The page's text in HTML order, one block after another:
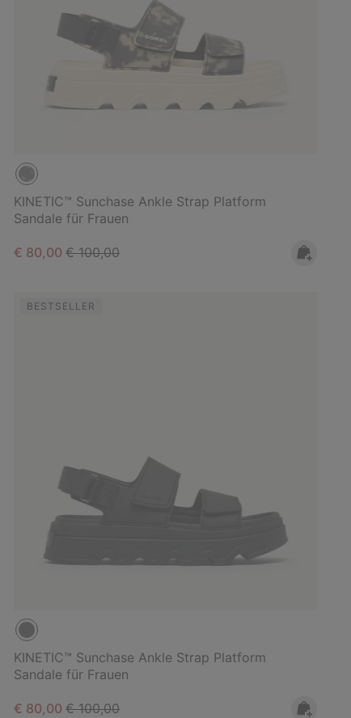
KINETIC™ Sunchase Ankle Strap Platform
Sandale für Frauen
Sale price:
€ 80,00Regular price:
€ 100,00
BESTSELLER
KINETIC™ Sunchase Ankle Strap Platform
Sandale für Frauen
Sale price:
€ 80,00Regular price:
€ 100,00